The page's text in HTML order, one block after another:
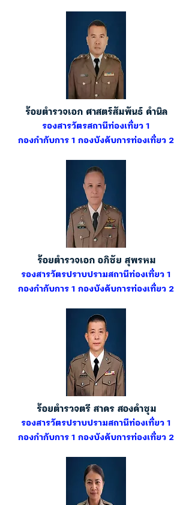
ร้อยตำรวจเอก ศาสตร์สัมพันธ์ คำนิล
รองสารวัตรสถานีท่องเที่ยว 1
กองกำกับการ 1 กองบังคับการท่องเที่ยว 2
ร้อยตำรวจเอก อภิชัย สุพรหม
รองสารวัตรปราบปรามสถานีท่องเที่ยว 1
กองกำกับการ 1 กองบังคับการท่องเที่ยว 2
ร้อยตำรวจตรี สาคร สองคำชุม
รองสารวัตรปราบปรามสถานีท่องเที่ยว 1
กองกำกับการ 1 กองบังคับการท่องเที่ยว 2